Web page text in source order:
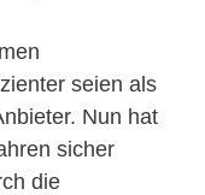
seien als
Nun hat
sicher
die